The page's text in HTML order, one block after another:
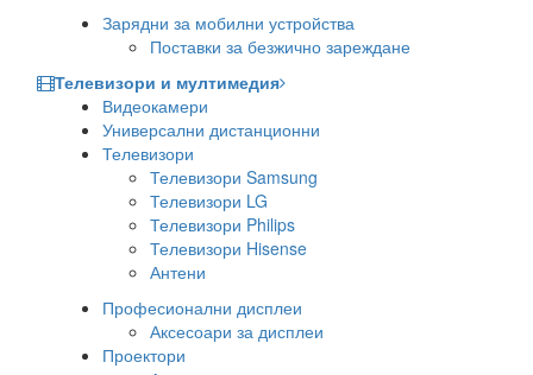
Зарядни за мобилни устройства
Поставки за безжично зареждане
Телевизори и мултимедия
Видеокамери
Универсални дистанционни
Телевизори
Телевизори Samsung
Телевизори LG
Телевизори Philips
Телевизори Hisense
Антени
Професионални дисплеи
Аксесоари за дисплеи
Проектори